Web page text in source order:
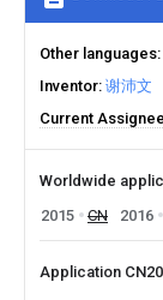
Other languages
Inventor 谢沛文
Current Assignee
Worldwide
2015
CN 2016
Application